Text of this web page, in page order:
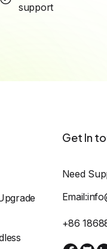
support
Get In
Need
+86